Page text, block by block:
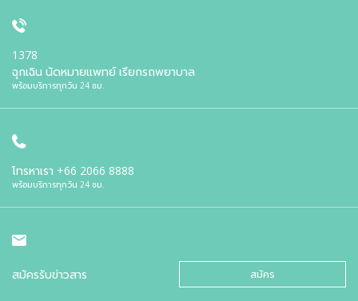
1378
ฉุกเฉิน นัดหมายแพทย์ เรียกรถพยาบาล
พร้อมบริการทุกวัน 24 ชม.
โทรหาเรา +66 2066 8888
พร้อมบริการทุกวัน 24 ชม.
สมัครรับข่าวสาร สมัคร